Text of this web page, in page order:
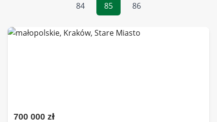
84
85 86
700 000 zł